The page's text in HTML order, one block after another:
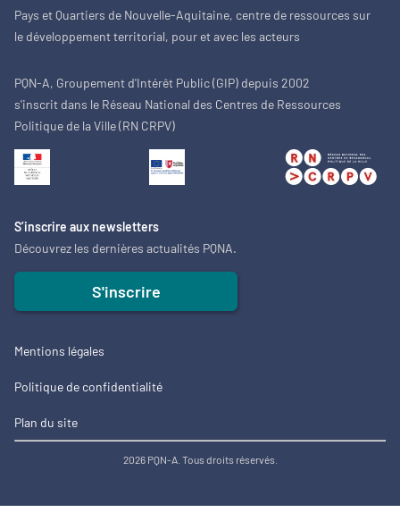
Pays et Quartiers de Nouvelle-Aquitaine, centre de ressources sur
le développement territorial, pour et avec les acteurs
PQN-A, Groupement d'Intérêt Public (GIP) depuis 2002
s'inscrit dans le Réseau National des Centres de Ressources
Politique de la Ville (RN CRPV)
S’inscrire aux newsletters
Découvrez les dernières actualités PQNA.
S'inscrire
Mentions légales
Politique de confidentialité
Plan du site
2026 PQN-A. Tous droits réservés.